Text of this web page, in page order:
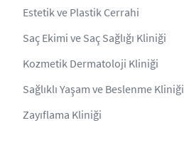
Estetik ve Plastik Cerrahi
Saç Ekimi ve Saç Sağlığı Kliniği
Kozmetik Dermatoloji Kliniği
Sağlıklı Yaşam ve Beslenme Kliniği
Zayıflama Kliniği